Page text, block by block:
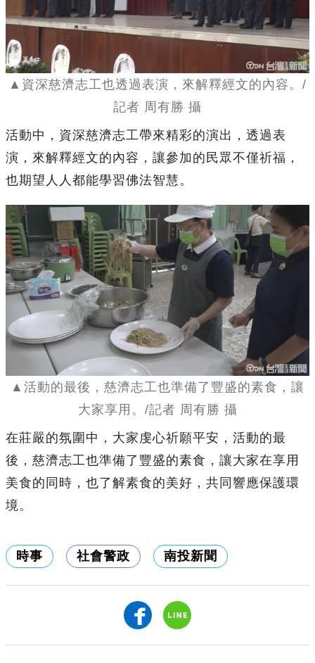
▲資深慈濟志工也透過表演，來解釋經文的內容。/
記者 周有勝 攝
活動中，資深慈濟志工帶來精彩的演出，透過表
演，來解釋經文的內容，讓參加的民眾不僅祈福，
也期望人人都能學習佛法智慧。
▲活動的最後，慈濟志工也準備了豐盛的素食，讓
大家享用。/記者 周有勝 攝
在莊嚴的氛圍中，大家虔心祈願平安，活動的最
後，慈濟志工也準備了豐盛的素食，讓大家在享用
美食的同時，也了解素食的美好，共同響應保護環
境。
時事 社會警政 南投新聞